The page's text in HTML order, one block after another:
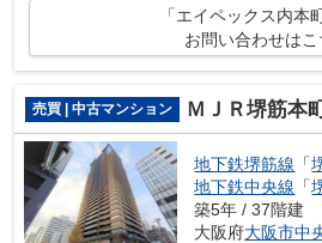
「エイペックス内本
お問い合わせはこ
売買 | 中古マンション ＭＪＲ堺筋本
地下鉄堺筋線 「
地下鉄中央線 「
築5年 / 37階建
大阪府大阪市中